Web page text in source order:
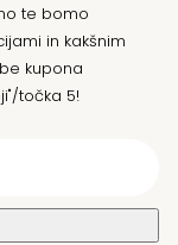
te bomo
in kakšnim
kupona
točka 5!